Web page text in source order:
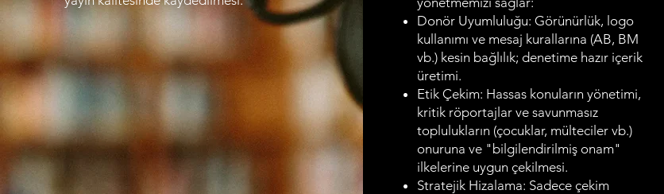
Donör Uyumluluğu: Görünürlük, logo
kullanımı ve mesaj kurallarına (AB, BM
vb.) kesin bağlılık; denetime hazır içerik
üretimi.
Etik Çekim: Hassas konuların yönetimi,
kritik röportajlar ve savunmasız
toplulukların (çocuklar, mülteciler vb.)
onuruna ve "bilgilendirilmiş onam"
ilkelerine uygun çekilmesi.
Stratejik Hizalama: Sadece çekim